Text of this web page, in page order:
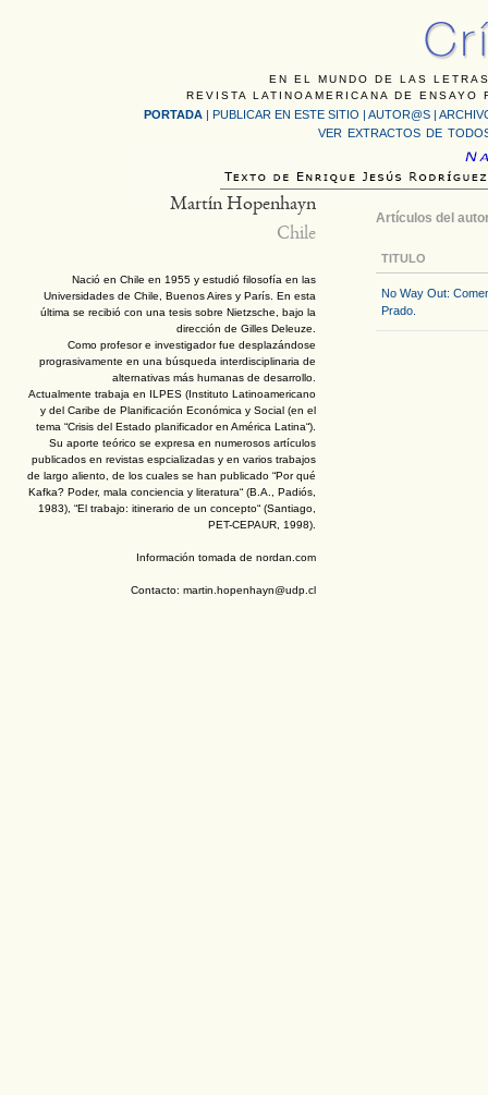
EN EL MUNDO DE LAS
REVISTA LATINOAMERICANA DE
PORTADA | PUBLICAR EN ESTE SITIO | AUTOR@S |
VER EXTRACTOS DE
Martín Hopenhayn
Chile
Nació en Chile en 1955 y estudió filosofía en las
Universidades de Chile, Buenos Aires y París. En esta
última se recibió con una tesis sobre Nietzsche, bajo la
dirección de Gilles Deleuze.
Como profesor e investigador fue desplazándose
prograsivamente en una búsqueda interdisciplinaria de
alternativas más humanas de desarrollo.
Actualmente trabaja en ILPES (Instituto Latinoamericano
y del Caribe de Planificación Económica y Social (en el
tema “Crisis del Estado planificador en América Latina“).
Su aporte teórico se expresa en numerosos artículos
publicados en revistas espcializadas y en varios trabajos
de largo aliento, de los cuales se han publicado “Por qué
Kafka? Poder, mala conciencia y literatura“ (B.A., Padiós,
1983), “El trabajo: itinerario de un concepto“ (Santiago,
PET-CEPAUR, 1998).
Información tomada de nordan.com
Contacto: martin.hopenhayn@udp.cl
Artículos del
TITULO
No Way Out:
Prado.